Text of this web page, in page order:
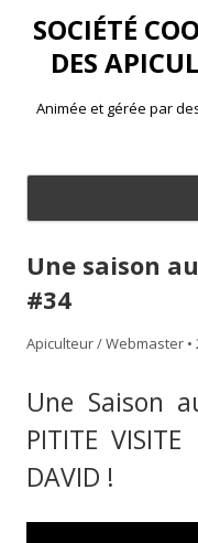
SOCIÉTÉ
DES
Animée et gérée par
Aller
contenu
Une saison
#34
Apiculteur / Webmaster •
Une Saison
PITITE
DAVID !